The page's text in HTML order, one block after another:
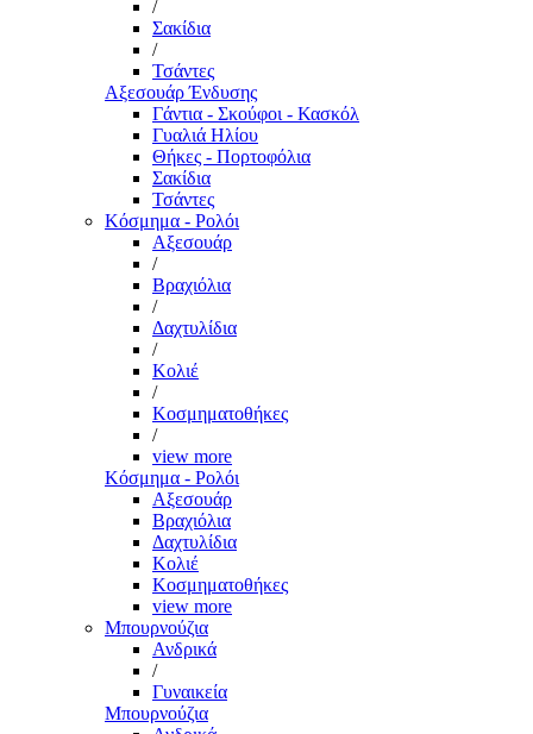
/
Σακίδια
/
Τσάντες
Αξεσουάρ Ένδυσης
Γάντια - Σκούφοι - Κασκόλ
Γυαλιά Ηλίου
Θήκες - Πορτοφόλια
Σακίδια
Τσάντες
Κόσμημα - Ρολόι
Αξεσουάρ
/
Βραχιόλια
/
Δαχτυλίδια
/
Κολιέ
/
Κοσμηματοθήκες
/
view more
Κόσμημα - Ρολόι
Αξεσουάρ
Βραχιόλια
Δαχτυλίδια
Κολιέ
Κοσμηματοθήκες
view more
Μπουρνούζια
Ανδρικά
/
Γυναικεία
Μπουρνούζια